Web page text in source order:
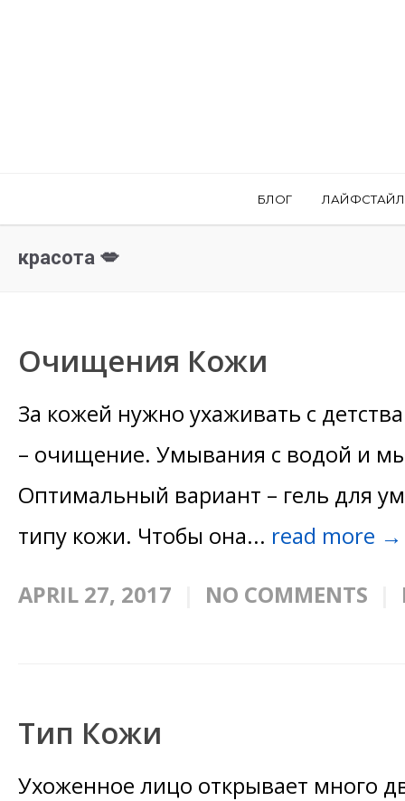
БЛОГ ЛАЙФСТАЙЛ
красота 💋
Очищения Кожи
За кожей нужно ухаживать с
– очищение. Умывания с водой и
Оптимальный вариант – гель для
типу кожи. Чтобы она... read more →
APRIL 27, 2017 NO COMMENTS
Тип Кожи
Ухоженное лицо открывает много